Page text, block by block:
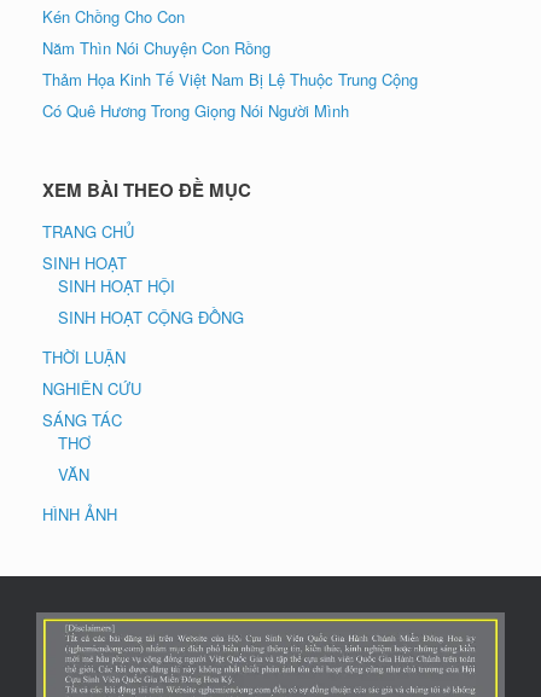
Kén Chồng Cho Con
Năm Thìn Nói Chuyện Con Rồng
Thảm Họa Kinh Tế Việt Nam Bị Lệ Thuộc Trung Cộng
Có Quê Hương Trong Giọng Nói Người Mình
XEM BÀI THEO ĐỀ MỤC
TRANG CHỦ
SINH HOẠT
SINH HOẠT HỘI
SINH HOẠT CỘNG ĐỒNG
THỜI LUẬN
NGHIÊN CỨU
SÁNG TÁC
THƠ
VĂN
HÌNH ẢNH